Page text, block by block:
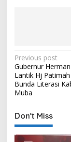
P
o
s
t
n
a
Previous post
Gubernur
Lantik Hj
Bunda Literasi
Muba
Don't Miss